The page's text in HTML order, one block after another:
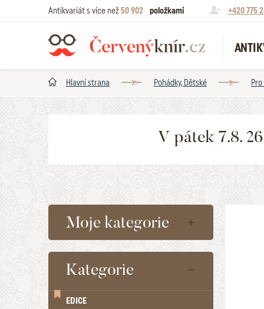
Antikvariát s více než50 902 položkami +420 775
Hlavní strana Pohádky, Dětské
V pátek 7.8.
Moje kategorie
Kategorie
EDICE